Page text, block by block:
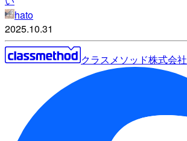
hato
2025.10.31
クラスメソッド株式会社